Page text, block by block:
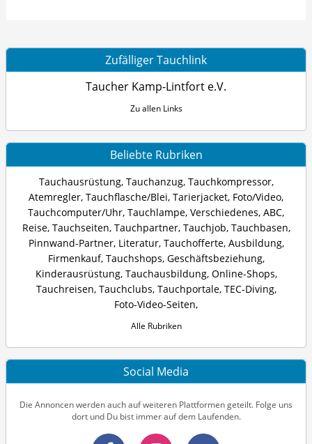
Zufälliger Tauchlink
Taucher Kamp-Lintfort e.V.
Zu allen Links
Beliebte Rubriken
Tauchausrüstung, Tauchanzug, Tauchkompressor,
Atemregler, Tauchflasche/Blei, Tarierjacket, Foto/Video,
Tauchcomputer/Uhr, Tauchlampe, Verschiedenes, ABC,
Reise, Tauchseiten, Tauchpartner, Tauchjob, Tauchbasen,
Pinnwand-Partner, Literatur, Tauchofferte, Ausbildung,
Firmenkauf, Tauchshops, Geschäftsbeziehung,
Kinderausrüstung, Tauchausbildung, Online-Shops,
Tauchreisen, Tauchclubs, Tauchportale, TEC-Diving,
Foto-Video-Seiten,
Alle Rubriken
Social Media
Die Annoncen werden auch auf weiteren Plattformen geteilt. Folge uns
dort und Du bist immer auf dem Laufenden.